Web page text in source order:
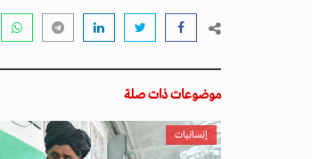
موضوعات ذات صلة
إنسانيات